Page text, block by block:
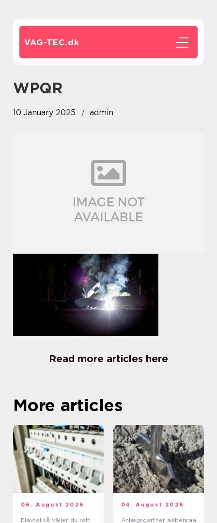
VAG-TEC.dk
WPQR
10 January 2025 admin
Read more articles here
More articles
06. August 2026
Elavtal så väljer du rätt
04. August 2026
Anlægsgartner aabenraa